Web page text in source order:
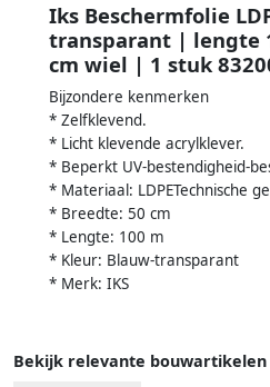
Iks Beschermfolie
transparant | lengte
cm wiel | 1 stuk
Bijzondere kenmerken
* Zelfklevend.
* Licht klevende acrylklever.
* Beperkt UV-bestendigheid-
* Materiaal: LDPETechnische
* Breedte: 50 cm
* Lengte: 100 m
* Kleur: Blauw-transparant
* Merk: IKS
Bekijk relevante bouwartikelen